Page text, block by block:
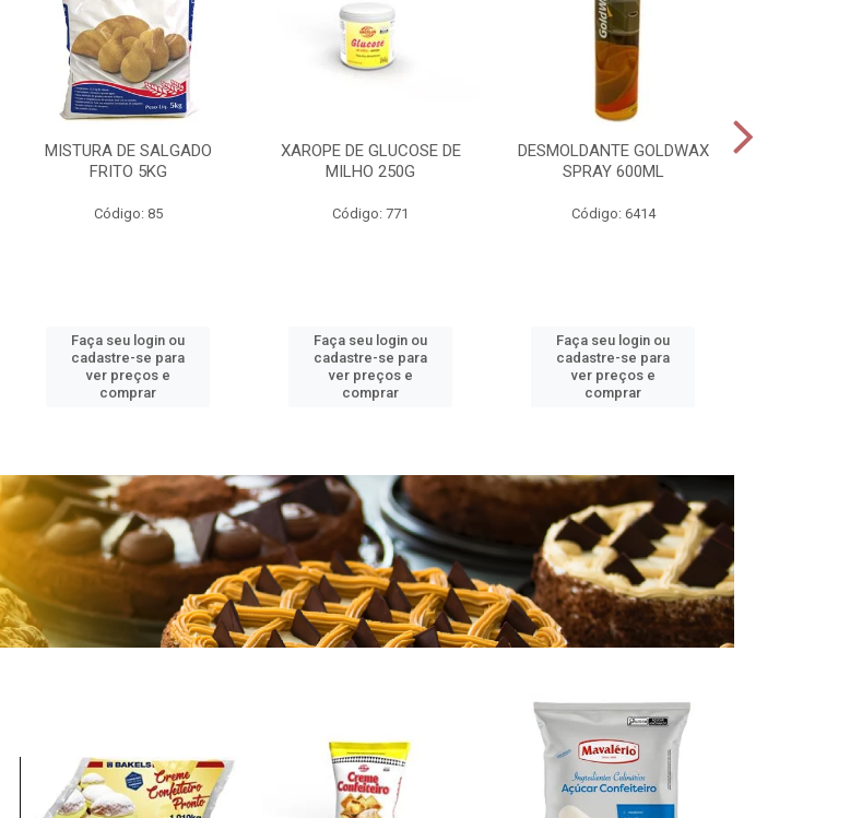
MISTURA DE SALGADO
FRITO 5KG
Código: 85
Faça seu login ou
cadastre-se para
ver preços e
comprar
XAROPE DE GLUCOSE DE
MILHO 250G
Código: 771
Faça seu login ou
cadastre-se para
ver preços e
comprar
DESMOLDANTE GOLDWAX
SPRAY 600ML
Código: 6414
Faça seu login ou
cadastre-se para
ver preços e
comprar